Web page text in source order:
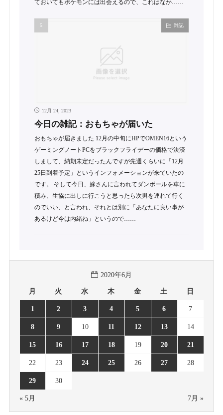
ておいてもポケモンには出会えるので、これはなか……
雑記
12月 24, 2023
今日の雑記：おもちゃが届いた
おもちゃが届きました 12月の中旬にHPでOMEN16という
ゲーミングノートPCをブラックフライデーの価格で決済
しまして、納期未定だったんですが先週くらいに「12月
25日到着予定」というインフォメーションが来ていたの
です。 そして今日、嫁さんに言われてダンボールを車に
積み、生協に出しに行こうと思ったら次男を連れて行く
のでいい、と言われ、それとは別に「あなたに良い事が
あるけど今は内緒ね」というので……
2020年6月
月 火 水 木 金 土 日
1 2 3 4 5 6 7
8 9 10 11 12 13 14
15 16 17 18 19 20 21
22 23 24 25 26 27 28
29 30
« 5月 7月 »